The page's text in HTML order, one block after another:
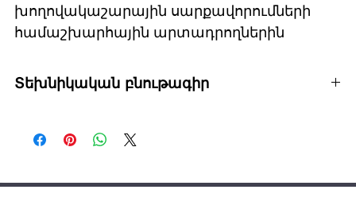
խողովակաշարային սարքավորումների
համաշխարհային արտադրողներին
Տեխնիկական բնութագիր
Ապրանքանիշ՝ Sinikon